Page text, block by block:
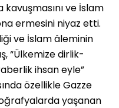
kavuşmasını ve İslam
ermesini niyaz etti.
ve İslam âleminin
“Ülkemize dirlik-
ihsan eyle”
özellikle Gazze
yaşanan